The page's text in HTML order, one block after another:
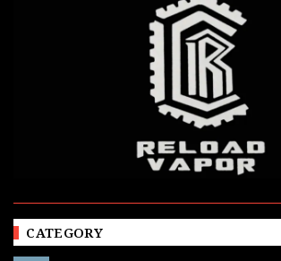
CATEGORY